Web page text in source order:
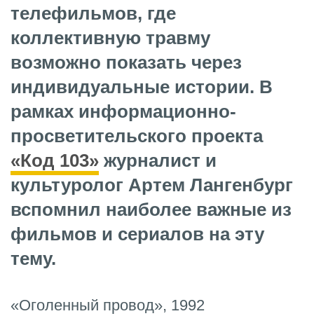
телефильмов, где
коллективную травму
возможно показать через
индивидуальные истории. В
рамках информационно-
просветительского проекта
«Код 103» журналист и
культуролог Артем Лангенбург
вспомнил наиболее важные из
фильмов и сериалов на эту
тему.
«Оголенный провод», 1992